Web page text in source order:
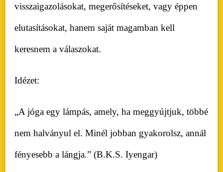
visszaigazolásokat, megerősítéseket, vagy éppen
elutasításokat, hanem saját magamban kell
keresnem a válaszokat.
Idézet:
„A jóga egy lámpás, amely, ha meggyújtjuk, többé
nem halványul el. Minél jobban gyakorolsz, annál
fényesebb a lángja.” (B.K.S. Iyengar)